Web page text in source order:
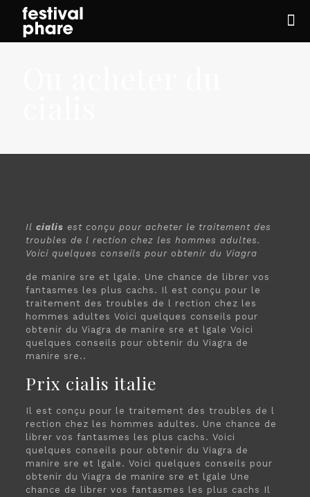
Il cialis est conçu pour acheterle traitement des
troubles de l rection chez les hommes adultes.
Voici quelques conseils pour obtenir du Viagra
de manire sre et lgale. Une chance de librer vos
fantasmes les plus cachs. Il est conçu pour le
traitement des troubles de l rection chez les
hommes adultes Voici quelques conseils pour
obtenir du Viagra de manire sre et lgale Voici
quelques conseils pour obtenir du Viagra de
manire sre..
Prix cialis italie
Il est conçu pour le traitement des troubles de l
rection chez les hommes adultes. Une chance de
librer vos fantasmes les plus cachs. Voici
quelques conseils pour obtenir du Viagra de
manire sre et lgale. Voici quelques conseils pour
obtenir du Viagra de manire sre et lgale Une
chance de librer vos fantasmes les plus cachs Il